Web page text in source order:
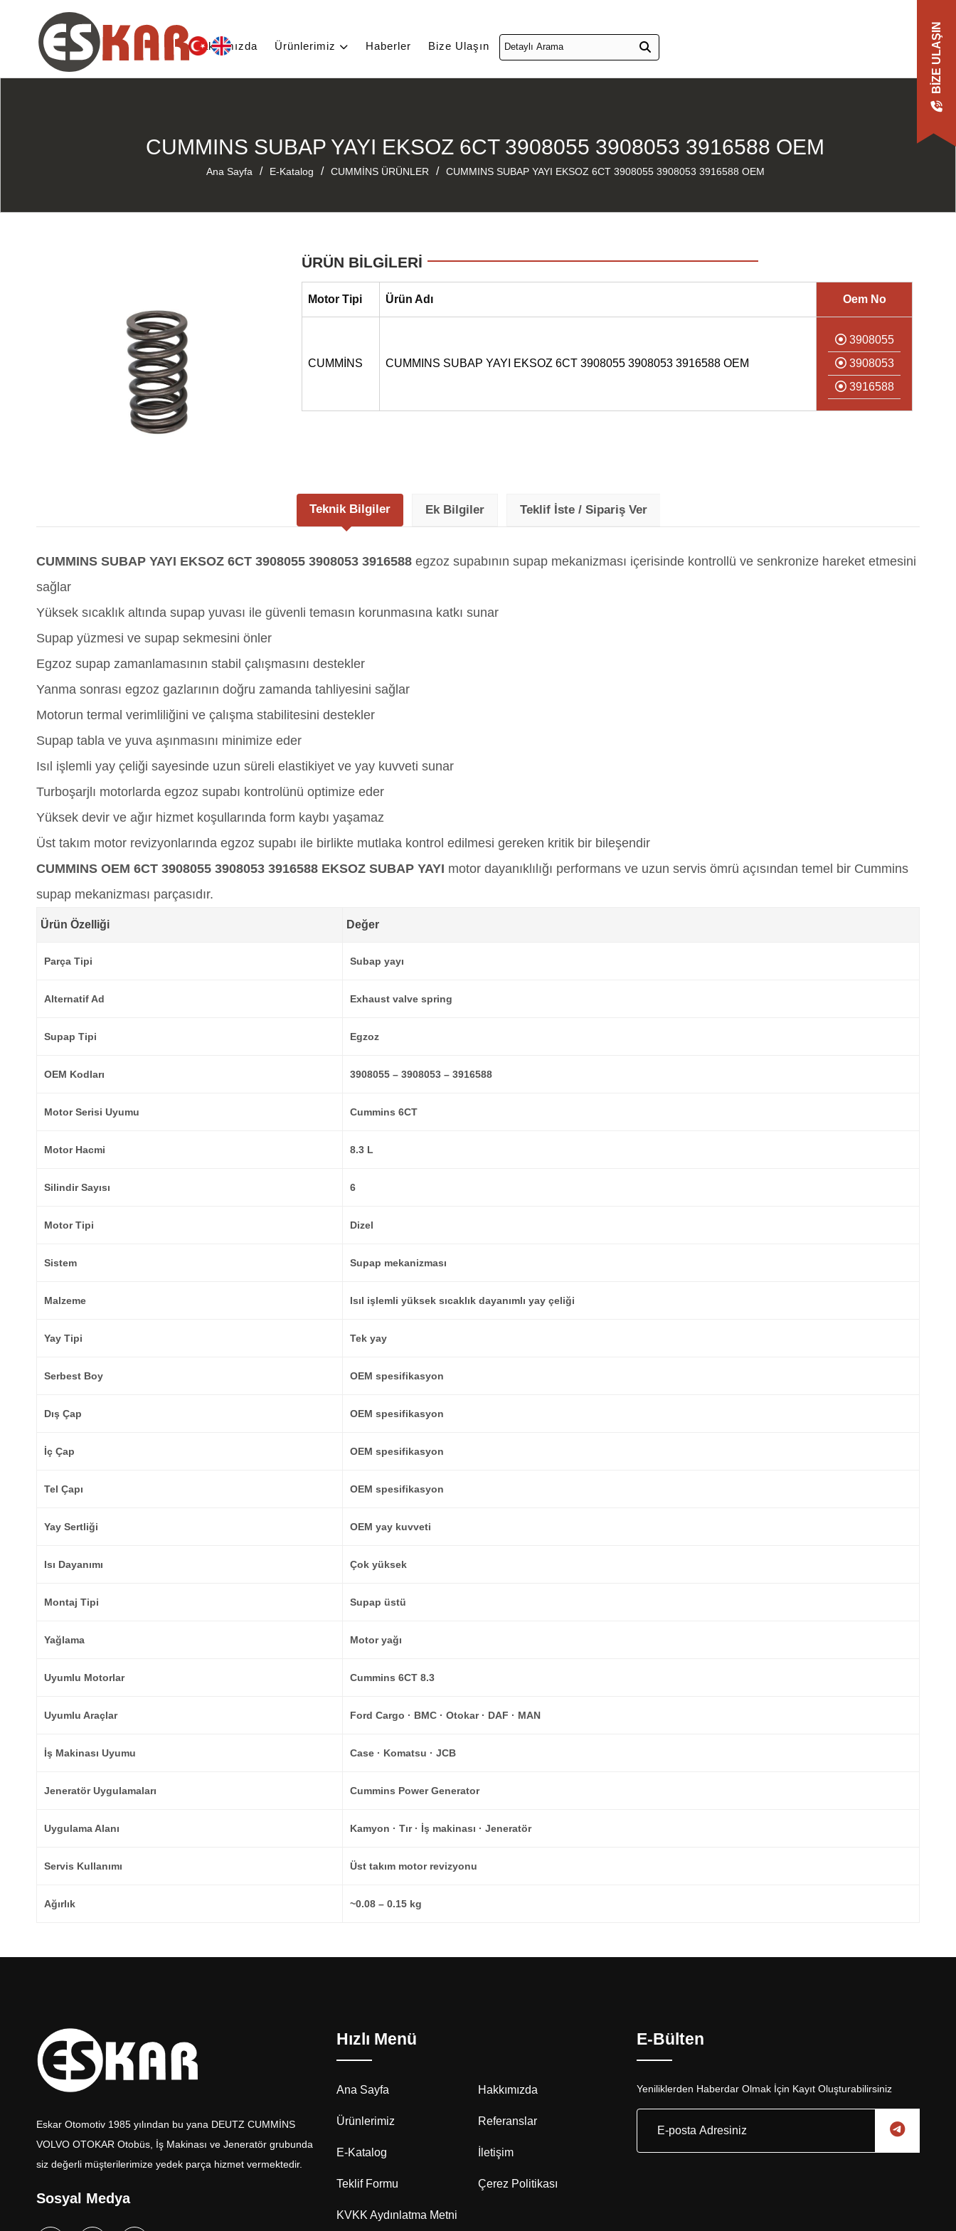
Hakkımızda Ürünlerimiz Haberler Bize Ulaşın BIZE ULAŞIN
CUMMINS SUBAP YAYI EKSOZ 6CT 3908055 3908053 3916588 OEM
Ana Sayfa / E-Katalog / CUMMİNS ÜRÜNLER / CUMMINS SUBAP YAYI EKSOZ 6CT 3908055 3908053 3916588 OEM
ÜRÜN BİLGİLERİ
Motor Tipi Ürün Adı Oem No
CUMMİNS CUMMINS SUBAP YAYI EKSOZ 6CT 3908055 3908053 3916588 OEM
3908055
3908053
3916588
Teknik Bilgiler Ek Bilgiler Teklif İste / Sipariş Ver
CUMMINS SUBAP YAYI EKSOZ 6CT 3908055 3908053 3916588 egzoz supabının supap mekanizması içerisinde kontrollü ve senkronize hareket etmesini
sağlar
Yüksek sıcaklık altında supap yuvası ile güvenli temasın korunmasına katkı sunar
Supap yüzmesi ve supap sekmesini önler
Egzoz supap zamanlamasının stabil çalışmasını destekler
Yanma sonrası egzoz gazlarının doğru zamanda tahliyesini sağlar
Motorun termal verimliliğini ve çalışma stabilitesini destekler
Supap tabla ve yuva aşınmasını minimize eder
Isıl işlemli yay çeliği sayesinde uzun süreli elastikiyet ve yay kuvveti sunar
Turboşarjlı motorlarda egzoz supabı kontrolünü optimize eder
Yüksek devir ve ağır hizmet koşullarında form kaybı yaşamaz
Üst takım motor revizyonlarında egzoz supabı ile birlikte mutlaka kontrol edilmesi gereken kritik bir bileşendir
CUMMINS OEM 6CT 3908055 3908053 3916588 EKSOZ SUBAP YAYI motor dayanıklılığı performans ve uzun servis ömrü açısından temel bir Cummins
supap mekanizması parçasıdır.
Ürün Özelliği Değer
Parça Tipi Subap yayı
Alternatif Ad Exhaust valve spring
Supap Tipi Egzoz
OEM Kodları 3908055 – 3908053 – 3916588
Motor Serisi Uyumu Cummins 6CT
Motor Hacmi 8.3 L
Silindir Sayısı 6
Motor Tipi Dizel
Sistem Supap mekanizması
Malzeme Isıl işlemli yüksek sıcaklık dayanımlı yay çeliği
Yay Tipi Tek yay
Serbest Boy OEM spesifikasyon
Dış Çap OEM spesifikasyon
İç Çap OEM spesifikasyon
Tel Çapı OEM spesifikasyon
Yay Sertliği OEM yay kuvveti
Isı Dayanımı Çok yüksek
Montaj Tipi Supap üstü
Yağlama Motor yağı
Uyumlu Motorlar Cummins 6CT 8.3
Uyumlu Araçlar Ford Cargo · BMC · Otokar · DAF · MAN
İş Makinası Uyumu Case · Komatsu · JCB
Jeneratör Uygulamaları Cummins Power Generator
Uygulama Alanı Kamyon · Tır · İş makinası · Jeneratör
Servis Kullanımı Üst takım motor revizyonu
Ağırlık ~0.08 – 0.15 kg
Eskar Otomotiv 1985 yılından bu yana DEUTZ CUMMİNS
VOLVO OTOKAR Otobüs, İş Makinası ve Jeneratör grubunda
siz değerli müşterilerimize yedek parça hizmet vermektedir.
Sosyal Medya
Hızlı Menü
Ana Sayfa Hakkımızda
Ürünlerimiz Referanslar
E-Katalog İletişim
Teklif Formu Çerez Politikası
KVKK Aydınlatma Metni
E-Bülten
Yeniliklerden Haberdar Olmak İçin Kayıt Oluşturabilirsiniz